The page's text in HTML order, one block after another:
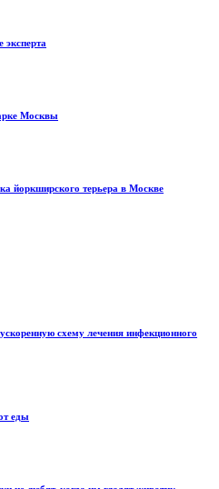
Москвы
йоркширского терьера в Москве
схему лечения инфекционного
еды